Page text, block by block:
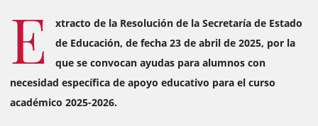
E
xtracto de la Resolución de la Secretaría de Estado
de Educación, de fecha 23 de abril de 2025, por la
que se convocan ayudas para alumnos con
necesidad específica de apoyo educativo para el curso
académico 2025-2026.